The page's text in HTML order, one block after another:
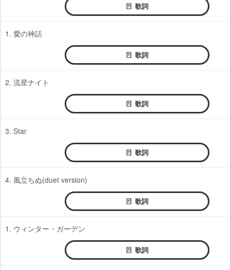
歌詞
1. 愛の神話
歌詞
2. 流星ナイト
歌詞
3. Star
歌詞
4. 風立ちぬ(duet version)
歌詞
1. ウィンター・ガーデン
歌詞